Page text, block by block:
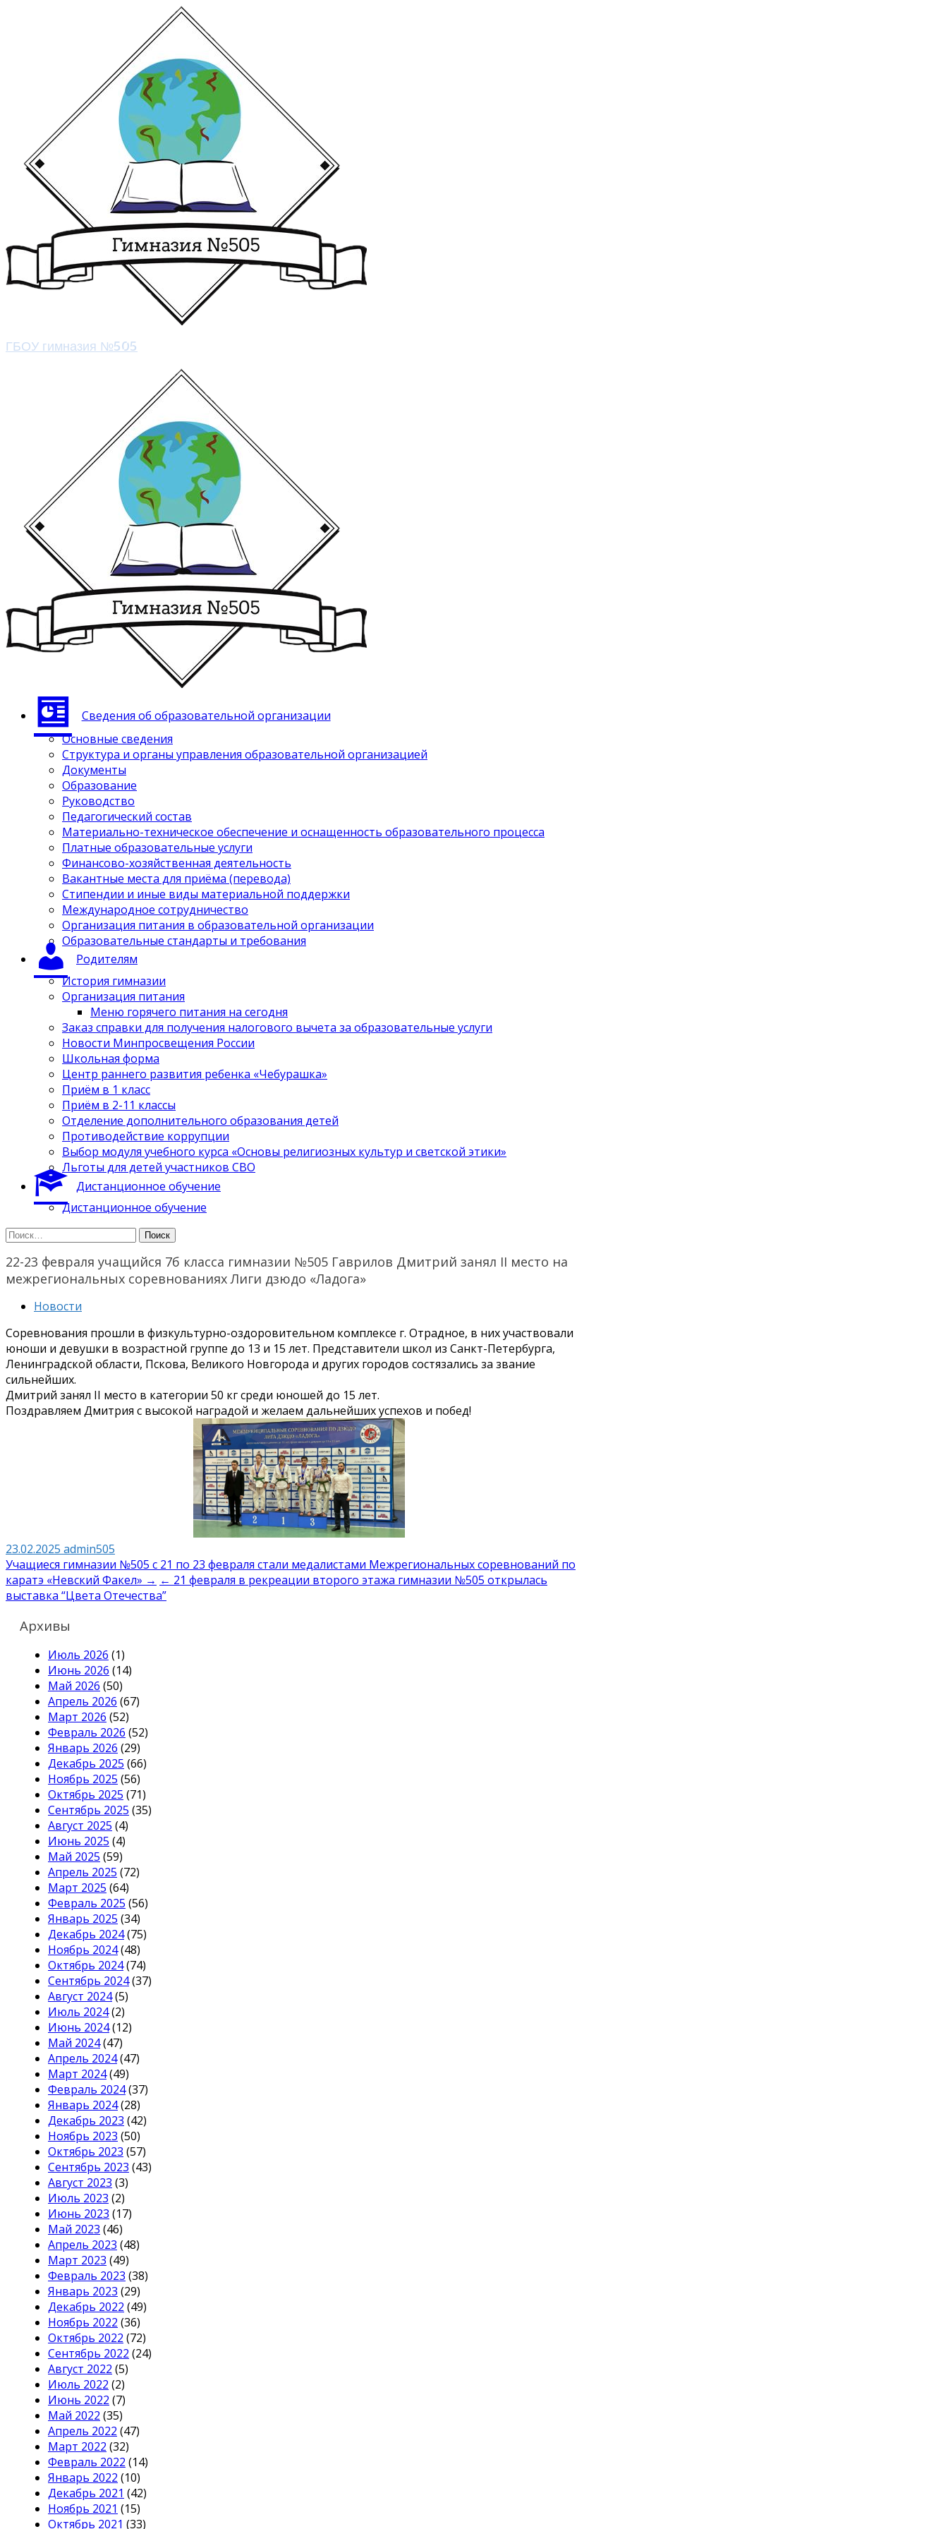
ГБОУ гимназия №505
Сведения об образовательной организации
Основные сведения
Структура и органы управления образовательной организацией
Документы
Образование
Руководство
Педагогический состав
Материально-техническое обеспечение и оснащенность образовательного процесса
Платные образовательные услуги
Финансово-хозяйственная деятельность
Вакантные места для приёма (перевода)
Стипендии и иные виды материальной поддержки
Международное сотрудничество
Организация питания в образовательной организации
Образовательные стандарты и требования
Родителям
История гимназии
Организация питания
Меню горячего питания на сегодня
Заказ справки для получения налогового вычета за образовательные услуги
Новости Минпросвещения России
Школьная форма
Центр раннего развития ребенка «Чебурашка»
Приём в 1 класс
Приём в 2-11 классы
Отделение дополнительного образования детей
Противодействие коррупции
Выбор модуля учебного курса «Основы религиозных культур и светской этики»
Льготы для детей участников СВО
Дистанционное обучение
Дистанционное обучение
Найти:
22-23 февраля учащийся 7б класса гимназии №505 Гаврилов Дмитрий занял II место на
межрегиональных соревнованиях Лиги дзюдо «Ладога»
Новости
Соревнования прошли в физкультурно-оздоровительном комплексе г. Отрадное, в них участвовали
юноши и девушки в возрастной группе до 13 и 15 лет. Представители школ из Санкт-Петербурга,
Ленинградской области, Пскова, Великого Новгорода и других городов состязались за звание
сильнейших.
Дмитрий занял II место в категории 50 кг среди юношей до 15 лет.
Поздравляем Дмитрия с высокой наградой и желаем дальнейших успехов и побед!
23.02.2025 admin505
Навигация
по
записям
Учащиеся гимназии №505 с 21 по 23 февраля стали медалистами Межрегиональных соревнований по
каратэ «Невский Факел» → ← 21 февраля в рекреации второго этажа гимназии №505 открылась
выставка “Цвета Отечества”
Архивы
Июль 2026 (1)
Июнь 2026 (14)
Май 2026 (50)
Апрель 2026 (67)
Март 2026 (52)
Февраль 2026 (52)
Январь 2026 (29)
Декабрь 2025 (66)
Ноябрь 2025 (56)
Октябрь 2025 (71)
Сентябрь 2025 (35)
Август 2025 (4)
Июнь 2025 (4)
Май 2025 (59)
Апрель 2025 (72)
Март 2025 (64)
Февраль 2025 (56)
Январь 2025 (34)
Декабрь 2024(75)
Ноябрь 2024(48)
Октябрь 2024(74)
Сентябрь 2024(37)
Август 2024(5)
Июль 2024(2)
Июнь 2024(12)
Май 2024(47)
Апрель 2024(47)
Март 2024(49)
Февраль 2024(37)
Январь 2024(28)
Декабрь 2023 (42)
Ноябрь 2023 (50)
Октябрь 2023 (57)
Сентябрь 2023 (43)
Август 2023 (3)
Июль 2023 (2)
Июнь 2023 (17)
Май 2023 (46)
Апрель 2023 (48)
Март 2023 (49)
Февраль 2023 (38)
Январь 2023 (29)
Декабрь 2022 (49)
Ноябрь 2022 (36)
Октябрь 2022 (72)
Сентябрь 2022 (24)
Август 2022 (5)
Июль 2022 (2)
Июнь 2022 (7)
Май 2022 (35)
Апрель 2022 (47)
Март 2022 (32)
Февраль 2022 (14)
Январь 2022 (10)
Декабрь 2021 (42)
Ноябрь 2021 (15)
Октябрь 2021 (33)